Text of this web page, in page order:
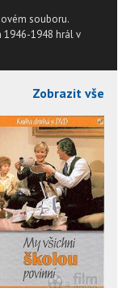
souboru.
1946-1948 hrál v
Zobrazit vše